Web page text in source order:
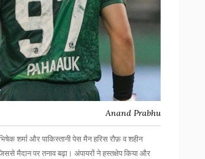
Anand Prabhu
शर्माऔर पाकिस्तानी पेस मैन हरिस रौफ़ व शहीन
मैदान पर तनाव बढ़ा। अंपायरों ने हस्तक्षेप किया और